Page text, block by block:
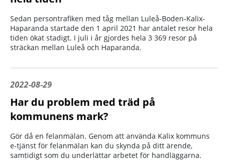
Sedan persontrafiken med tåg mellan Luleå-Boden-Kalix-
Haparanda startade den 1 april 2021 har antalet resor hela
tiden ökat stadigt. I juli i år gjordes hela 3 369 resor på
sträckan mellan Luleå och Haparanda.
2022-08-29
Har du problem med träd på
kommunens mark?
Gör då en felanmälan. Genom att använda Kalix kommuns
e-tjänst för felanmälan kan du skynda på ditt ärende,
samtidigt som du underlättar arbetet för handläggarna.